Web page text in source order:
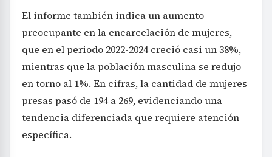
El informe también indica un aumento
preocupante en la encarcelación de mujeres,
que en el periodo 2022-2024 creció casi un 38%,
mientras que la población masculina se redujo
en torno al 1%. En cifras, la cantidad de mujeres
presas pasó de 194 a 269, evidenciando una
tendencia diferenciada que requiere atención
específica.